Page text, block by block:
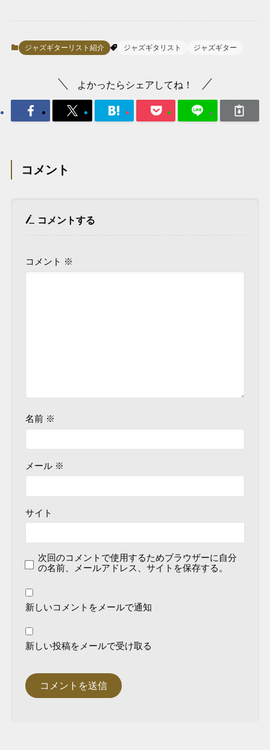
ジャズギターリスト紹介 ジャズギタリスト ジャズギター
よかったらシェアしてね！
コメント
コメントする
コメント ※
名前 ※
メール ※
サイト
次回のコメントで使用するためブラウザーに自分
の名前、メールアドレス、サイトを保存する。
新しいコメントをメールで通知
新しい投稿をメールで受け取る